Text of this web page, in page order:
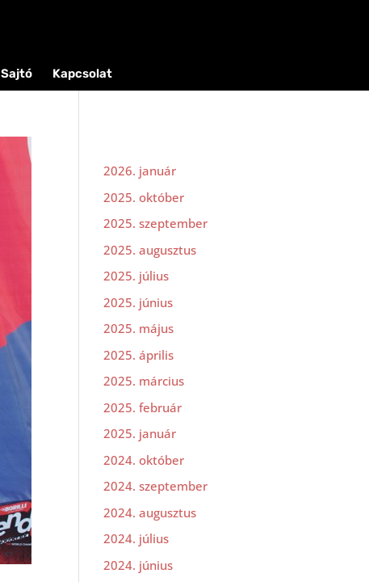
Sajtó Kapcsolat
2026. január
2025. október
2025. szeptember
2025. augusztus
2025. július
2025. június
2025. május
2025. április
2025. március
2025. február
2025. január
2024. október
2024. szeptember
2024. augusztus
2024. július
2024. június